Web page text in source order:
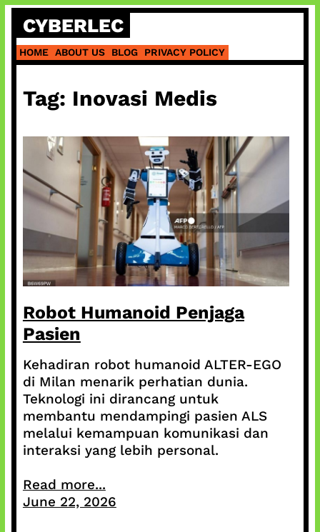
Skip
content
CYBERLEC
HOME ABOUT US BLOG PRIVACY POLICY
Tag: Inovasi Medis
Robot Humanoid Penjaga
Pasien
Kehadiran robot humanoid ALTER-EGO
di Milan menarik perhatian dunia.
Teknologi ini dirancang untuk
membantu mendampingi pasien ALS
melalui kemampuan komunikasi dan
interaksi yang lebih personal.
Read more...
June 22, 2026